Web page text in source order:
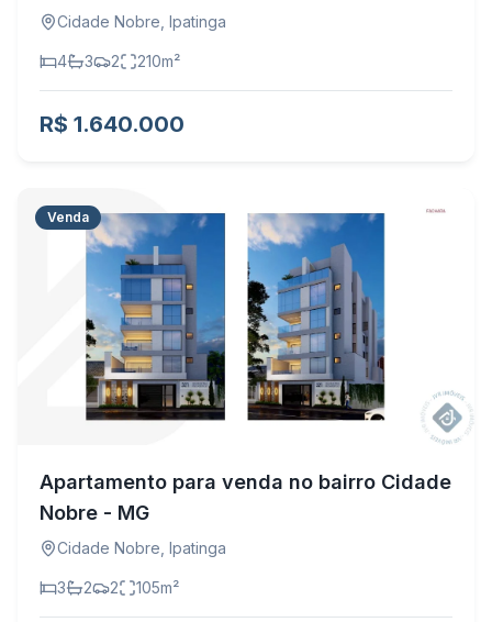
Cidade Nobre Ipatinga
4 3 2 210m²
R$ 1.640.000
Venda
Apartamento para venda no bairro Cidade
Nobre - MG
Cidade Nobre Ipatinga
3 2 2 105m²